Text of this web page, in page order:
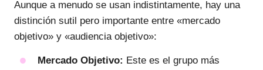
Aunque a menudo se usan indistintamente, hay una
distinción sutil pero importante entre «mercado
objetivo» y «audiencia objetivo»:
Mercado Objetivo: Este es el grupo más